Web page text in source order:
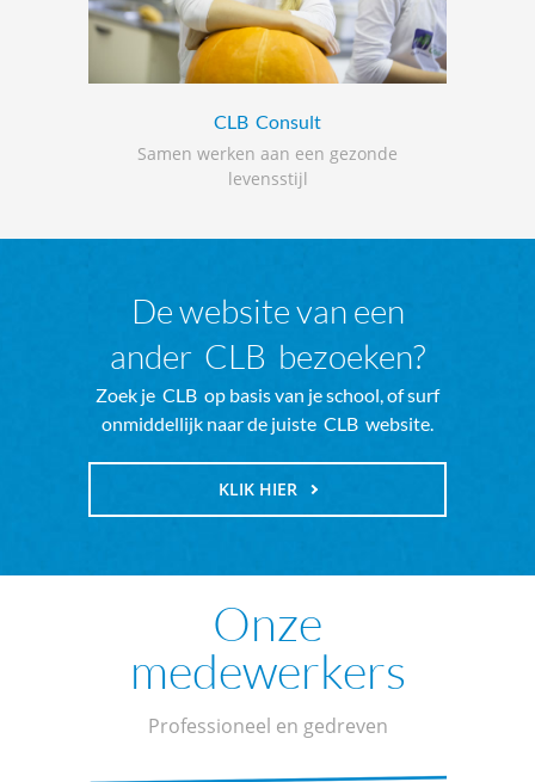
CLB Consult
Samen werken aan een gezonde
levensstijl
De website van een
ander CLB bezoeken?
Zoek je CLB op basis van je school, of surf
onmiddellijk naar de juiste CLB website.
KLIK HIER
Onze
medewerkers
Professioneel en gedreven